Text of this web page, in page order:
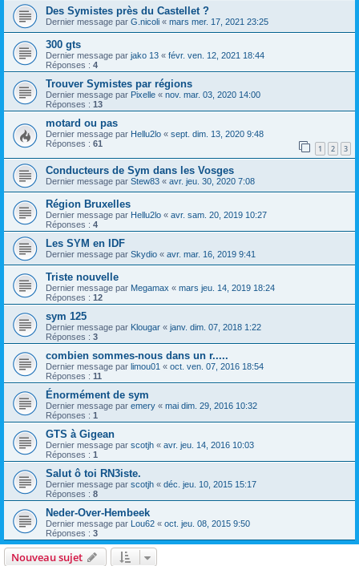
Des Symistes près du Castellet ?
Dernier message par G.nicoli « mars mer. 17, 2021 23:25
300 gts
Dernier message par jako 13 « févr. ven. 12, 2021 18:44
Réponses : 4
Trouver Symistes par régions
Dernier message par Pixelle « nov. mar. 03, 2020 14:00
Réponses : 13
motard ou pas
Dernier message par Hellu2lo « sept. dim. 13, 2020 9:48
Réponses : 61 1 2 3
Conducteurs de Sym dans les Vosges
Dernier message par Stew83 « avr. jeu. 30, 2020 7:08
Région Bruxelles
Dernier message par Hellu2lo « avr. sam. 20, 2019 10:27
Réponses : 4
Les SYM en IDF
Dernier message par Skydio « avr. mar. 16, 2019 9:41
Triste nouvelle
Dernier message par Megamax « mars jeu. 14, 2019 18:24
Réponses : 12
sym 125
Dernier message par Klougar « janv. dim. 07, 2018 1:22
Réponses : 3
combien sommes-nous dans un r.....
Dernier message par limou01 « oct. ven. 07, 2016 18:54
Réponses : 11
Énormément de sym
Dernier message par emery « mai dim. 29, 2016 10:32
Réponses : 1
GTS à Gigean
Dernier message par scotjh « avr. jeu. 14, 2016 10:03
Réponses : 1
Salut ô toi RN3iste.
Dernier message par scotjh « déc. jeu. 10, 2015 15:17
Réponses : 8
Neder-Over-Hembeek
Dernier message par Lou62 « oct. jeu. 08, 2015 9:50
Réponses : 3
Nouveau sujet